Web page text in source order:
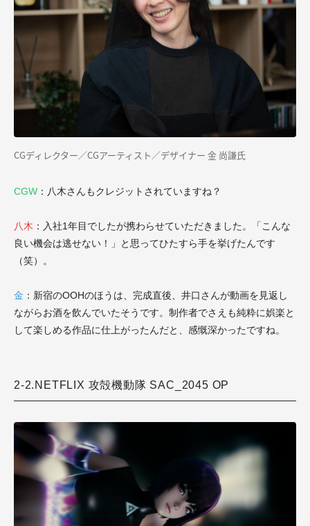
CGディレクター／CGアーティスト／デザイナー 金 尚謙氏
CGW ：八木さんもクレジットされていますね？
八木 ：入社1年目でしたが携わらせていただきました。「こんな
良い機会は逃せない！」と思ってひたすら手を挙げたんです
（笑）。
金 ：新宿のOOHのほうは、完成直後、井口さんが動画を見返し
ながらお酒を飲んでいたそうです。制作者でさえも純粋に娯楽と
して楽しめる作品に仕上がったんだと、感慨深かったですね。
2-2.NETFLIX 攻殻機動隊 SAC_2045 OP